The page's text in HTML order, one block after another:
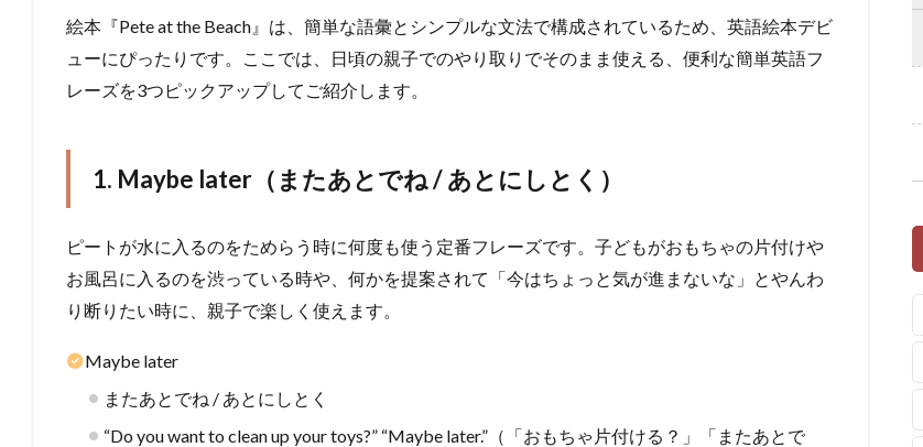
絵本『Pete at the Beach』は、簡単な語彙とシンプルな文法で構成されているため、英語絵本デビ
ューにぴったりです。ここでは、日頃の親子でのやり取りでそのまま使える、便利な簡単英語フ
レーズを3つピックアップしてご紹介します。
1. Maybe later（またあとでね / あとにしとく）
ピートが水に入るのをためらう時に何度も使う定番フレーズです。子どもがおもちゃの片付けや
お風呂に入るのを渋っている時や、何かを提案されて「今はちょっと気が進まないな」とやんわ
り断りたい時に、親子で楽しく使えます。
Maybe later
またあとでね / あとにしとく
“Do you want to clean up your toys?” “Maybe later.”（「おもちゃ片付ける？」「またあとで